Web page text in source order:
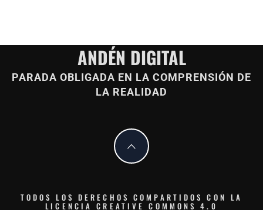
ANDÉN DIGITAL
PARADA OBLIGADA EN LA COMPRENSIÓN DE
LA REALIDAD
TODOS LOS DERECHOS COMPARTIDOS CON LA
LICENCIA CREATIVE COMMONS 4.0